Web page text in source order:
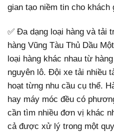
gian tạo niềm tin cho khách
✅ Đa dạng loại hàng và tải
hàng Vũng Tàu Thủ Dầu
loại hàng khác nhau từ
nguyên lô. Đội xe tải nhiều
hoạt từng nhu cầu cụ thể.
hay máy móc đều có
cần tìm nhiều đơn vị khác
cả được xử lý trong một